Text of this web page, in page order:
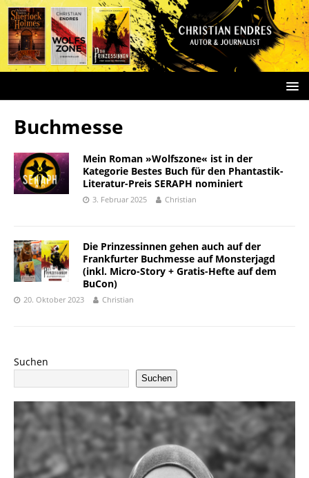
Buchmesse
Mein Roman »Wolfszone« ist in der
Kategorie Bestes Buch für den Phantastik-
Literatur-Preis SERAPH nominiert
3. Februar 2025 Christian
Die Prinzessinnen gehen auch auf der
Frankfurter Buchmesse auf Monsterjagd
(inkl. Micro-Story + Gratis-Hefte auf dem
BuCon)
20. Oktober 2023 Christian
Suchen
Suchen